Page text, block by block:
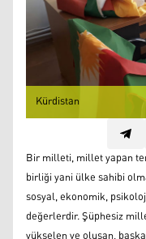
Kürdistan
Bir milleti, millet yapan
birliği yani ülke sahibi
sosyal, ekonomik,
değerlerdir. Şüphesiz